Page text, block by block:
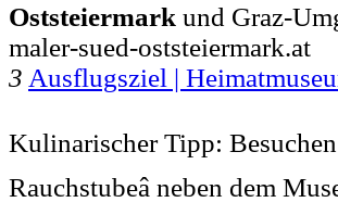
Oststeiermark und Graz-
maler-sued-oststeiermark.at
3 Ausflugsziel |
Kulinarischer Tipp: Besuchen
Rauchstubeâ neben dem